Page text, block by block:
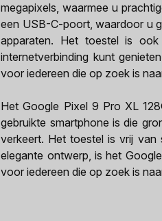
megapixels, waarmee u
een USB-C-poort, waardoor u
apparaten. Het toestel is
internetverbinding kunt
voor iedereen die op zoek is
Het Google Pixel 9 Pro XL
gebruikte smartphone is die
verkeert. Het toestel is vrij van
elegante ontwerp, is het
voor iedereen die op zoek is